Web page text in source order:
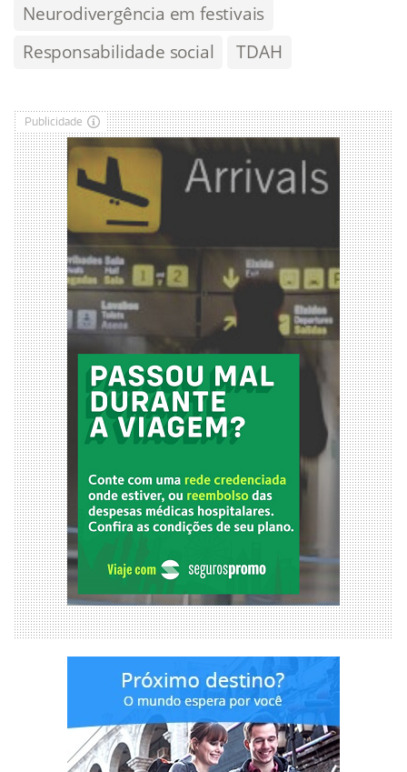
Neurodivergência em festivais
Responsabilidade social
TDAH
Publicidade